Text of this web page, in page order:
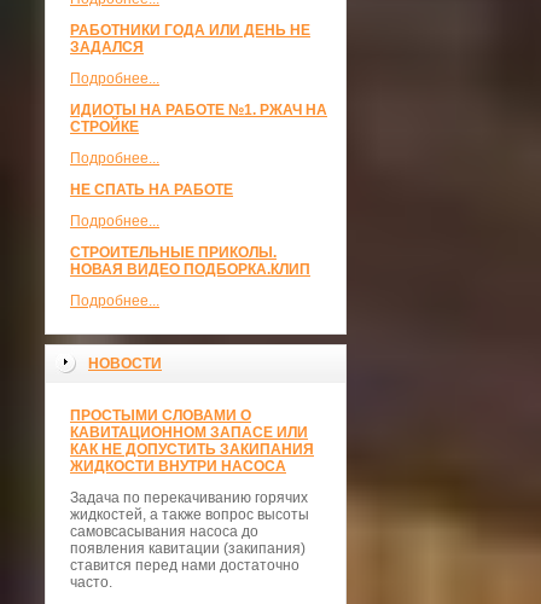
РАБОТНИКИ ГОДА ИЛИ ДЕНЬ НЕ
ЗАДАЛСЯ
Подробнее...
ИДИОТЫ НА РАБОТЕ №1. РЖАЧ НА
СТРОЙКЕ
Подробнее...
НЕ СПАТЬ НА РАБОТЕ
Подробнее...
СТРОИТЕЛЬНЫЕ ПРИКОЛЫ.
НОВАЯ ВИДЕО ПОДБОРКА.КЛИП
Подробнее...
НОВОСТИ
ПРОСТЫМИ СЛОВАМИ О
КАВИТАЦИОННОМ ЗАПАСЕ ИЛИ
КАК НЕ ДОПУСТИТЬ ЗАКИПАНИЯ
ЖИДКОСТИ ВНУТРИ НАСОСА
Задача по перекачиванию горячих
жидкостей, а также вопрос высоты
самовсасывания насоса до
появления кавитации (закипания)
ставится перед нами достаточно
часто.